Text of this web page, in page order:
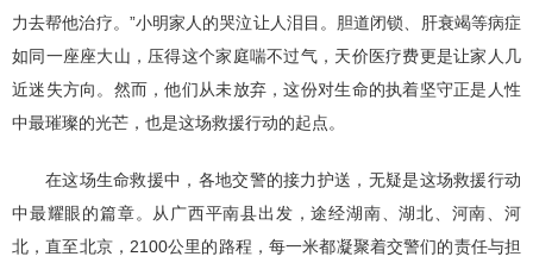
力去帮他治疗。”小明家人的哭泣让人泪目。胆道闭锁、肝衰竭等病症
如同一座座大山，压得这个家庭喘不过气，天价医疗费更是让家人几
近迷失方向。然而，他们从未放弃，这份对生命的执着坚守正是人性
中最璀璨的光芒，也是这场救援行动的起点。
在这场生命救援中，各地交警的接力护送，无疑是这场救援行动
中最耀眼的篇章。从广西平南县出发，途经湖南、湖北、河南、河
北，直至北京，2100公里的路程，每一米都凝聚着交警们的责任与担